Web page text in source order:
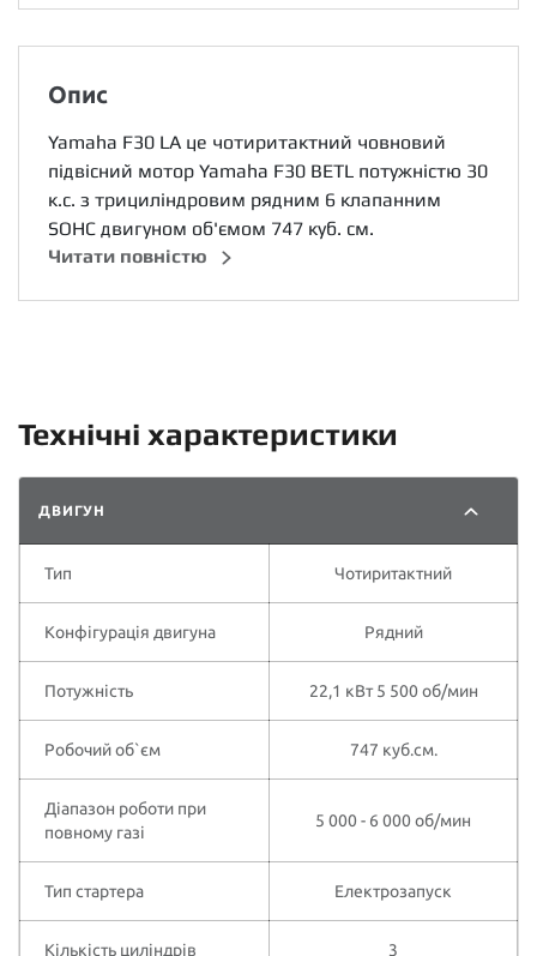
Опис
Yamaha F30 LA це чотиритактний човновий
підвісний мотор Yamaha F30 BETL потужністю 30
к.с. з трициліндровим рядним 6 клапанним
SOHC двигуном об'ємом 747 куб. см.
Читати повністю
Технічні характеристики
ДВИГУН
Тип Чотиритактний
Конфігурація двигуна Рядний
Потужність 22,1 кВт 5 500 об/мин
Робочий об`єм 747 куб.см.
Діапазон роботи при
повному газі
5 000 - 6 000 об/мин
Тип стартера Електрозапуск
Кількість циліндрів 3